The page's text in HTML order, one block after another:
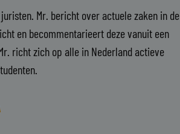
Mr. bericht over actuele zaken in de
en becommentarieert deze vanuit een
richt zich op alle in Nederland actieve